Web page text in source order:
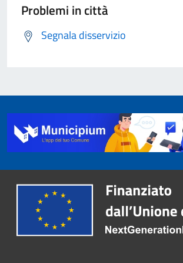
Problemi in città
Segnala disservizio